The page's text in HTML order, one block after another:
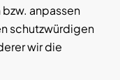
anpassen
schutzwürdigen
wir die